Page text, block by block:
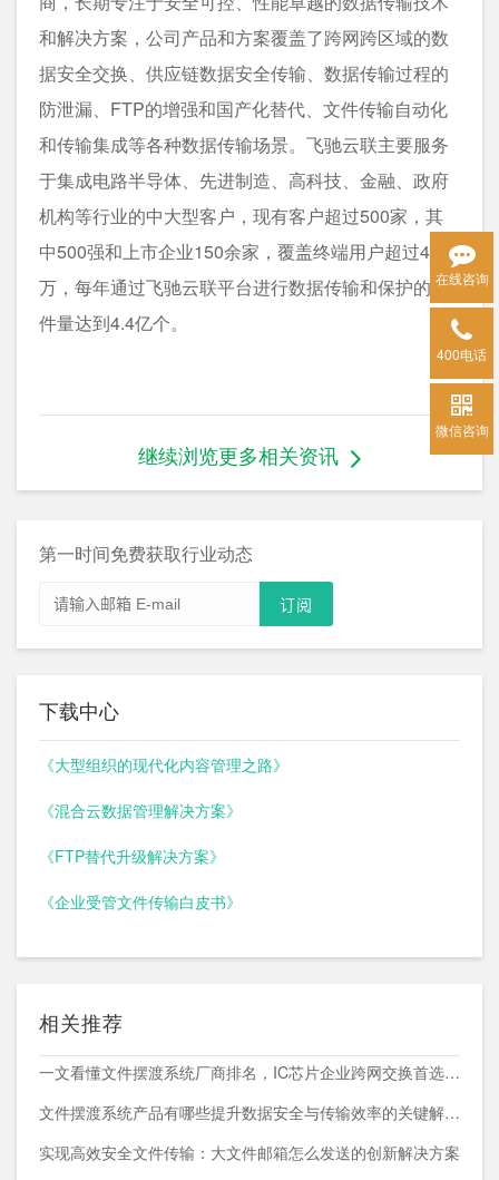
和解决方案，公司产品和方案覆盖了跨网跨区域的数
据安全交换、供应链数据安全传输、数据传输过程的
防泄漏、FTP的增强和国产化替代、文件传输自动化
和传输集成等各种数据传输场景。飞驰云联主要服务
于集成电路半导体、先进制造、高科技、金融、政府
机构等行业的中大型客户，现有客户超过500家，其
中500强和上市企业150余家，覆盖终端用户超过40
万，每年通过飞驰云联平台进行数据传输和保护的文
件量达到4.4亿个。
继续浏览更多相关资讯
第一时间免费获取行业动态
下载中心
《大型组织的现代化内容管理之路》
《混合云数据管理解决方案》
《FTP替代升级解决方案》
《企业受管文件传输白皮书》
相关推荐
一文看懂文件摆渡系统厂商排名，IC芯片企业跨网交换首选方案
文件摆渡系统产品有哪些提升数据安全与传输效率的关键解决方案
实现高效安全文件传输：大文件邮箱怎么发送的创新解决方案
在线咨询
400电话
微信咨询